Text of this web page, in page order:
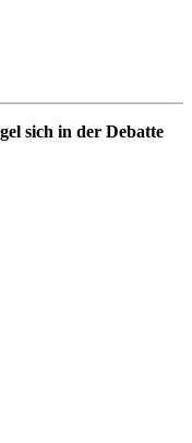
sich in der Debatte